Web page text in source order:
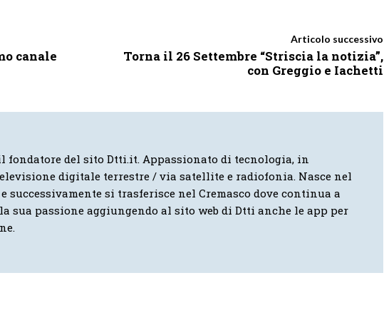
canale
Articolo successivo
Torna il 26 Settembre “Striscia la notizia”,
con Greggio e Iachetti
fondatore del sito Dtti.it. Appassionato di tecnologia, in
digitale terrestre / via satellite e radiofonia. Nasce nel
e successivamente si trasferisce nel Cremasco dove continua a
sua passione aggiungendo al sito web di Dtti anche le app per